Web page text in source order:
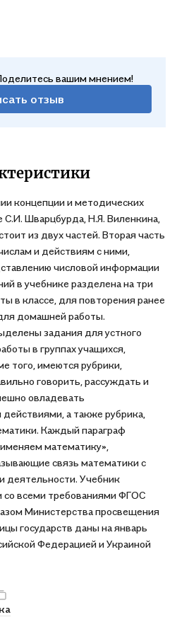
вашим мнением!
отзыв
концепции и методических
Шварцбурда, Н.Я. Виленкина,
из двух частей. Вторая часть
и действиям с ними,
числовой информации
в учебнике разделена на три
в классе, для повторения ранее
домашней работы.
задания для устного
в группах учащихся,
того, имеются рубрики,
говорить, рассуждать и
овладевать
а также рубрика,
Каждый параграф
математику»,
связь математики с
деятельности. Учебник
со всеми требованиями ФГОС
Министерства просвещения
государств даны на январь
Федерацией и Украиной